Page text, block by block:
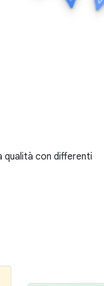
qualità con differenti